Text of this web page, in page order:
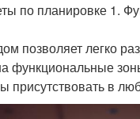
по планировке 1.
позволяет легко
функциональные
присутствовать в